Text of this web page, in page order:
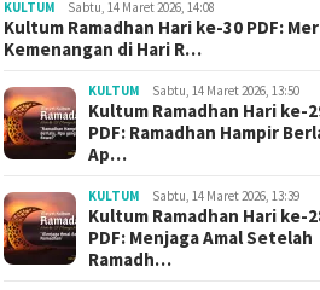
4 Materi Khutbah Jumat
Paling Bagus Akhir Bulan
Dzulqa’dah
3
1448
KULTUM Sabtu, 14 Maret 2026, 14:08
Kultum Ramadhan Hari ke-30 PDF:
Kemenangan di Hari R…
KULTUM Sabtu, 14 Maret 2026, 13:50
Kultum Ramadhan Hari ke-
PDF: Ramadhan Hampir
Ap…
KULTUM Sabtu, 14 Maret 2026, 13:39
Kultum Ramadhan Hari ke-
PDF: Menjaga Amal Setelah
Ramadh…